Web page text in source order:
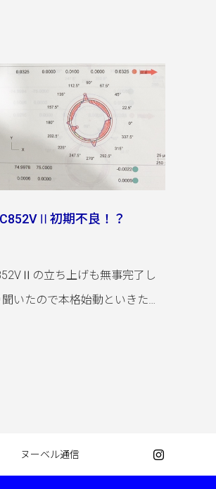
初期不良！？
の立ち上げも無事完了し
いたので本格始動といきたい
当社が毎年実施
ヌーベル通信